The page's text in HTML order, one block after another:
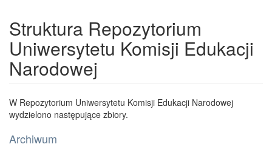
Struktura Repozytorium
Uniwersytetu Komisji Edukacji
Narodowej
W Repozytorium Uniwersytetu Komisji Edukacji Narodowej
wydzielono następujące zbiory.
Archiwum